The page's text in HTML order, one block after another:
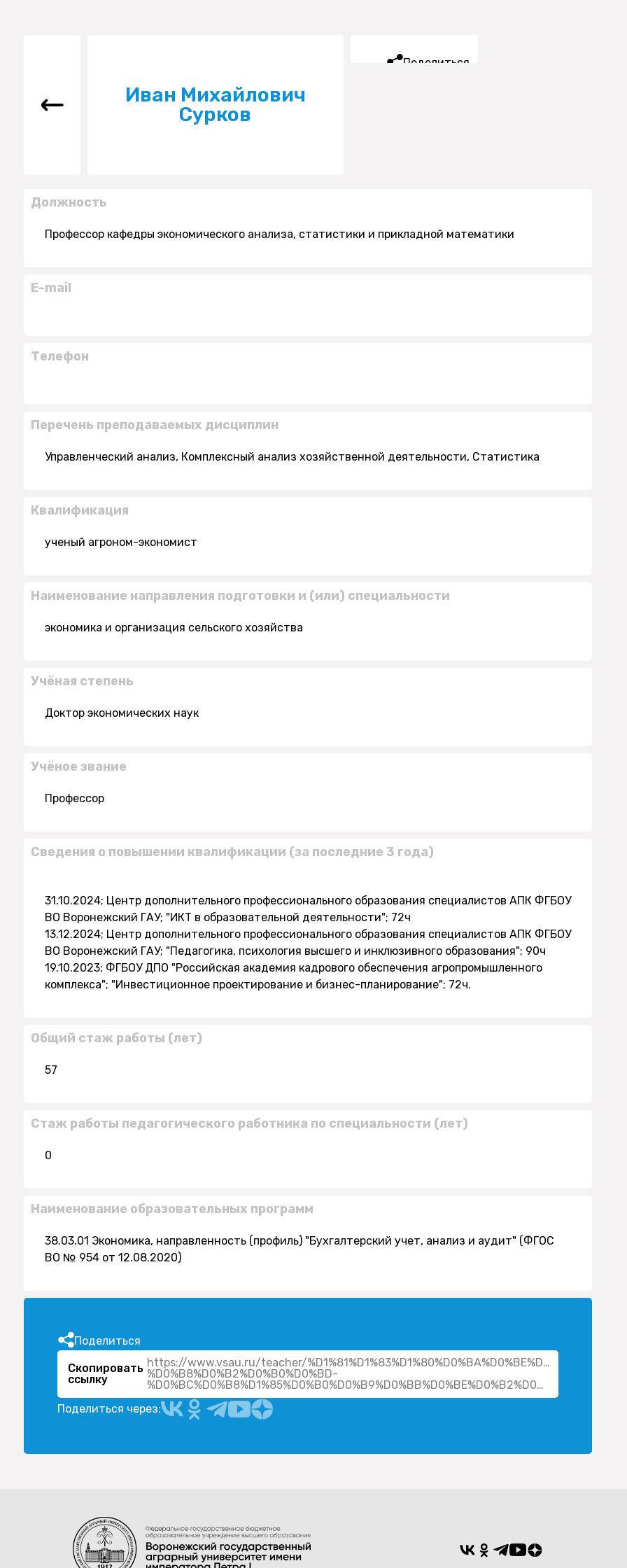
Иван Михайлович
Сурков
Поделиться
Должность
Профессор кафедры экономического анализа, статистики и прикладной математики
E-mail
Телефон
Перечень преподаваемых дисциплин
Управленческий анализ, Комплексный анализ хозяйственной деятельности, Статистика
Квалификация
ученый агроном-экономист
Наименование направления подготовки и (или) специальности
экономика и организация сельского хозяйства
Учёная степень
Доктор экономических наук
Учёное звание
Профессор
Сведения о повышении квалификации (за последние 3 года)
31.10.2024; Центр дополнительного профессионального образования специалистов АПК ФГБОУ
ВО Воронежский ГАУ; "ИКТ в образовательной деятельности"; 72ч
13.12.2024; Центр дополнительного профессионального образования специалистов АПК ФГБОУ
ВО Воронежский ГАУ; "Педагогика, психология высшего и инклюзивного образования"; 90ч
19.10.2023; ФГБОУ ДПО "Российская академия кадрового обеспечения агропромышленного
комплекса"; "Инвестиционное проектирование и бизнес-планирование"; 72ч.
Общий стаж работы (лет)
57
Стаж работы педагогического работника по специальности (лет)
0
Наименование образовательных программ
38.03.01 Экономика, направленность (профиль) "Бухгалтерский учет, анализ и аудит" (ФГОС
ВО № 954 от 12.08.2020)
Поделиться
Скопировать
ссылку
https://www.vsau.ru/teacher/%D1%81%D1%83%D1%80%D0%BA%D0%BE%D0%B2-
%D0%B8%D0%B2%D0%B0%D0%BD-
%D0%BC%D0%B8%D1%85%D0%B0%D0%B9%D0%BB%D0%BE%D0%B2%D0%B8%D1%87/
Поделиться через: